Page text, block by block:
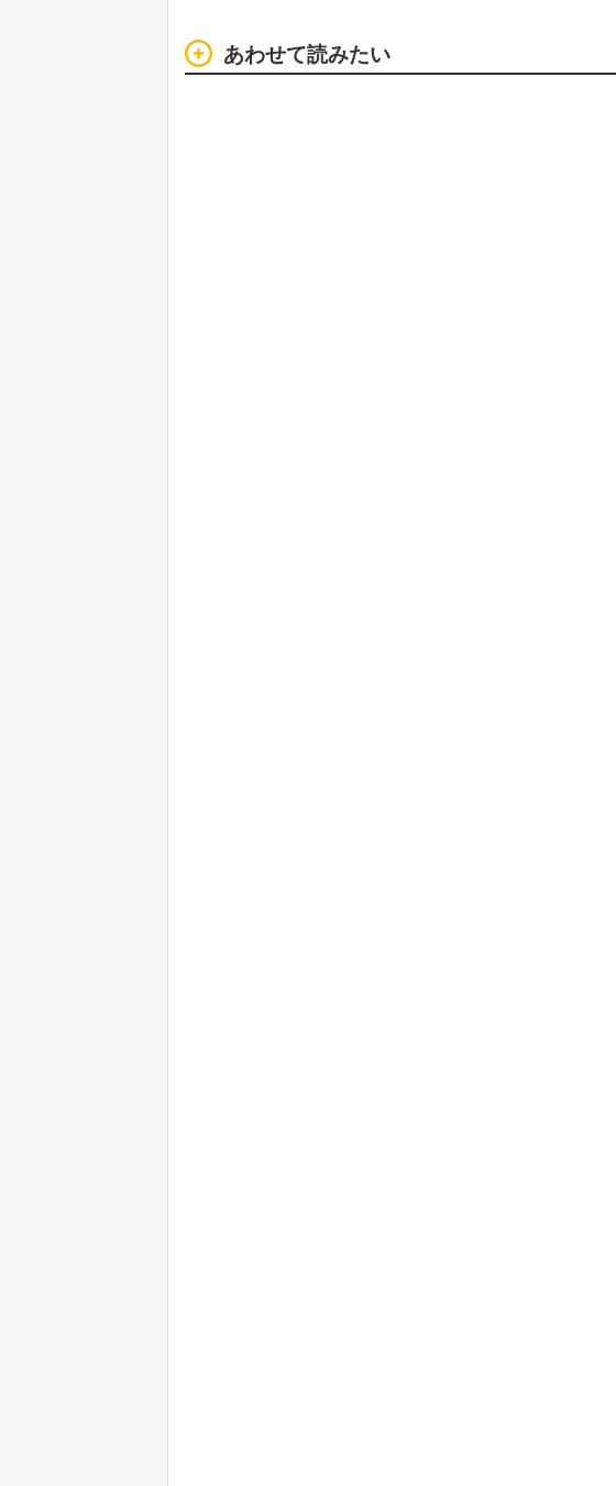
あわせて読みたい